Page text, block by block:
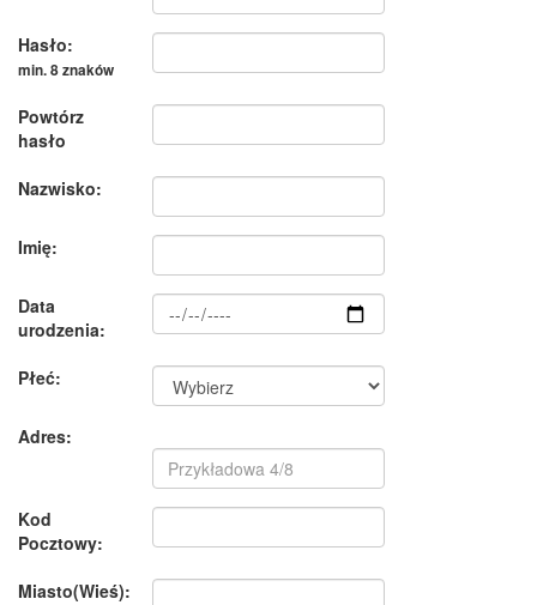
Hasło:
min. 8 znaków
Powtórz
hasło
Nazwisko:
Imię:
Data
urodzenia:
Płeć:
Adres:
Kod
Pocztowy:
Miasto(Wieś):